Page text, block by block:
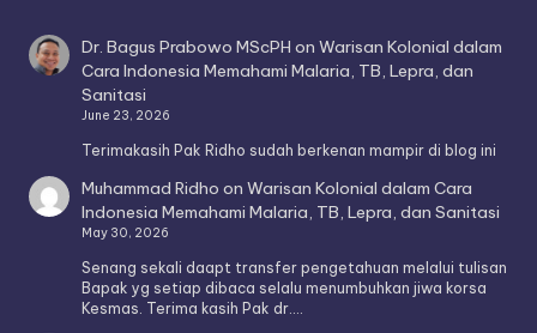
Dr. Bagus Prabowo MScPH onWarisan Kolonial dalam
Cara Indonesia Memahami Malaria, TB, Lepra, dan
Sanitasi
June 23, 2026
Terimakasih Pak Ridho sudah berkenan mampir di blog ini
Muhammad Ridho onWarisan Kolonial dalam Cara
Indonesia Memahami Malaria, TB, Lepra, dan Sanitasi
May 30, 2026
Senang sekali daapt transfer pengetahuan melalui tulisan
Bapak yg setiap dibaca selalu menumbuhkan jiwa korsa
Kesmas. Terima kasih Pak dr.…